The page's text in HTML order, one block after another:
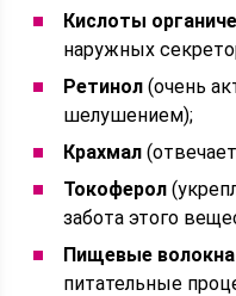
Кислоты
наружных
Ретинол (очень
шелушением);
Крахмал
Токоферол
забота этого
Пищевые волокна
питательные